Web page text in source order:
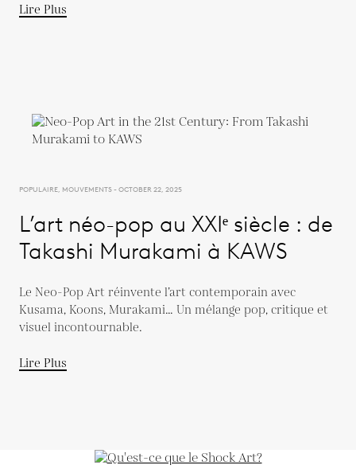
Lire Plus
POPULAIRE, MOUVEMENTS - OCTOBER 22, 2025
L’art néo-pop au XXIᵉ siècle : de
Takashi Murakami à KAWS
Le Neo-Pop Art réinvente l’art contemporain avec
Kusama, Koons, Murakami… Un mélange pop, critique et
visuel incontournable.
Lire Plus